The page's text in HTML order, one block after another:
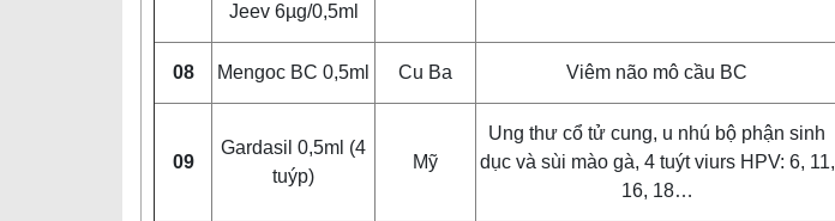
Jeev 6µg/0,5ml
08 Mengoc BC 0,5ml Cu Ba Viêm não mô cầu BC
09
Gardasil 0,5ml (4
tuýp)
Mỹ
Ung thư cổ tử cung, u nhú bộ phận sinh
dục và sùi mào gà, 4 tuýt viurs HPV: 6, 11,
16, 18…